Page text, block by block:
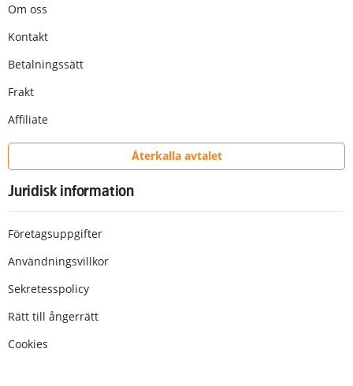
Om oss
Kontakt
Betalningssätt
Frakt
Affiliate
Återkalla avtalet
Juridisk information
Företagsuppgifter
Användningsvillkor
Sekretesspolicy
Rätt till ångerrätt
Cookies